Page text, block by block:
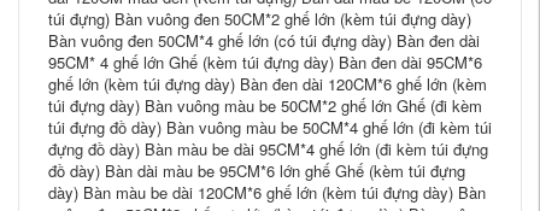
túi đựng) Bàn vuông đen 50CM*2 ghế lớn (kèm túi đựng dày)
Bàn vuông đen 50CM*4 ghế lớn (có túi đựng dày) Bàn đen dài
95CM* 4 ghế lớn Ghế (kèm túi đựng dày) Bàn đen dài 95CM*6
ghế lớn (kèm túi đựng dày) Bàn đen dài 120CM*6 ghế lớn (kèm
túi đựng dày) Bàn vuông màu be 50CM*2 ghế lớn Ghế (đi kèm
túi đựng đồ dày) Bàn vuông màu be 50CM*4 ghế lớn (đi kèm túi
đựng đồ dày) Bàn màu be dài 95CM*4 ghế lớn (đi kèm túi đựng
đồ dày) Bàn dài màu be 95CM*6 lớn ghế Ghế (kèm túi đựng
dày) Bàn màu be dài 120CM*6 ghế lớn (kèm túi đựng dày) Bàn